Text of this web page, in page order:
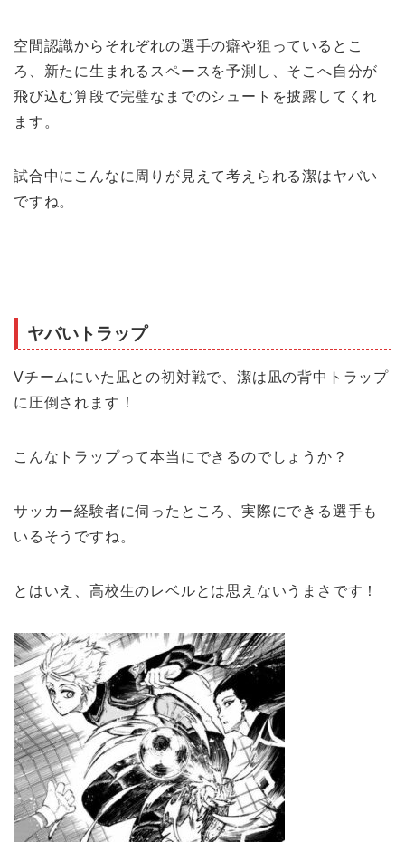
空間認識からそれぞれの選手の癖や狙っているとこ
ろ、新たに生まれるスペースを予測し、そこへ自分が
飛び込む算段で完璧なまでのシュートを披露してくれ
ます。
試合中にこんなに周りが見えて考えられる潔はヤバい
ですね。
ヤバいトラップ
Vチームにいた凪との初対戦で、潔は凪の背中トラップ
に圧倒されます！
こんなトラップって本当にできるのでしょうか？
サッカー経験者に伺ったところ、実際にできる選手も
いるそうですね。
とはいえ、高校生のレベルとは思えないうまさです！